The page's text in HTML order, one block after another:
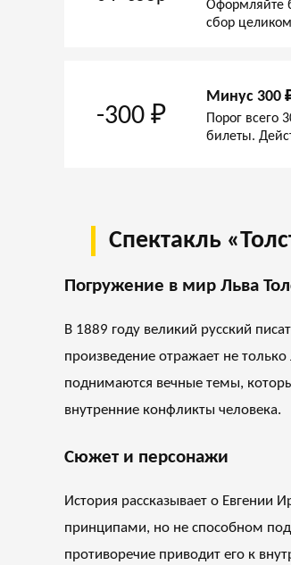
Оформляйте
сбор
-300 ₽
Минус 300
Порог всего
билеты.
Спектакль
Погружение в мир Льва
В 1889 году великий русский
произведение отражает не
поднимаются вечные темы,
внутренние конфликты человека.
Сюжет и персонажи
История рассказывает о
принципами, но не способном
противоречие приводит его к